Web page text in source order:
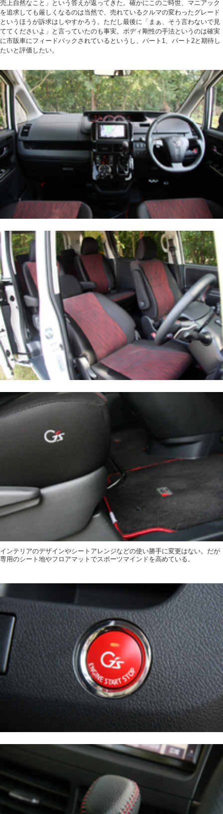
売上自然なこと」という答えが返ってきた。確かにこのご時世、マニアック
を追求しても厳しくなるのは当然で、売れているクルマの変わったグレード
というほうが訴求はしやすかろう。ただし最後に「まぁ、そう言わないで見
ててくださいよ」と言っていたのも事実。ボディ剛性の手法というのは確実
に市販車にフィードバックされているというし、パート1、パート2と期待し
たいと評価したい。
インテリアのデザインやシートアレンジなどの使い勝手に変更はない。だが
専用のシート地やフロアマットでスポーツマインドを高めている。